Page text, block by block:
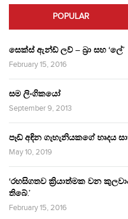
POPULAR
සෙක්ස් ඇන්ඩ් ලව් – බ්‍රා සහ ‘ලේ’
February 15, 2016
සම ලිංගිකයෝ
September 9, 2013
පෑඩ් අඳින ගැහැනියකගේ හෘදය
May 10, 2019
‘රහසිගතව ක්‍රියාත්මක වන
තිබේ.’
February 15, 2016